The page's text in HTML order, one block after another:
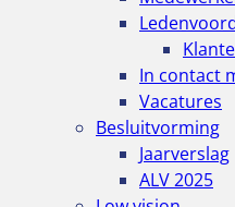
In contact
Vacatures
Besluitvorming
Jaarverslag
ALV 2025